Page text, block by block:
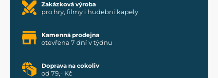
Zakázková výroba
pro hry, filmy i hudební kapely
Kamenná prodejna
otevřena 7 dní v týdnu
Doprava na cokoliv
od 79,- Kč